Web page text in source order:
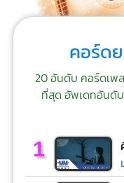
คอร์ด
20 อันดับ คอร์ดเพ
ที่สุด อัพเดทอันดั
1